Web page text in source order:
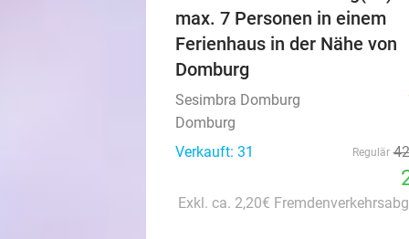
max. 7 Personen in einem
Ferienhaus in der Nähe von
Domburg
Sesimbra Domburg
Domburg
Verkauft: 31
Regulär
Exkl. ca. 2,20€